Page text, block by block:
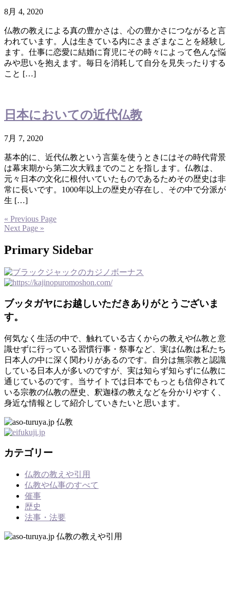
8月 4, 2020
仏教の教えによる真の豊かさは、心の豊かさにつながると言
われています。人は生きている内にさまざまなことを経験し
ます。仕事に恋愛に結婚に育児にその時々によって色んな悩
みや思いを抱えます。毎日を消耗して自分を見失ったりする
こと […]
日本においての近代仏教
7月 7, 2020
基本的に、近代仏教という言葉を使うときにはその時代背景
は幕末期から第二次大戦までのことを指します。仏教は、
元々日本の文化に根付いていたものであるためその歴史は非
常に長いです。1000年以上の歴史が存在し、その中で分派が
生 […]
« Previous Page
Next Page »
Primary Sidebar
ブッタガヤにお越しいただきありがとうございま
す。
何気なく生活の中で、触れている古くからの教えや仏教と意
識せずに行っている習慣行事・祭事など、実は仏教は私たち
日本人の中に深く関わりがあるのです。自分は無宗教と認識
している日本人が多いのですが、実は知らず知らずに仏教に
通じているのです。当サイトでは日本でもっとも信仰されて
いる宗教の仏教の歴史、釈迦様の教えなどを分かりやすく、
身近な情報として紹介していきたいと思います。
カテゴリー
仏教の教えや引用
仏教や仏事のすべて
催事
歴史
法事・法要